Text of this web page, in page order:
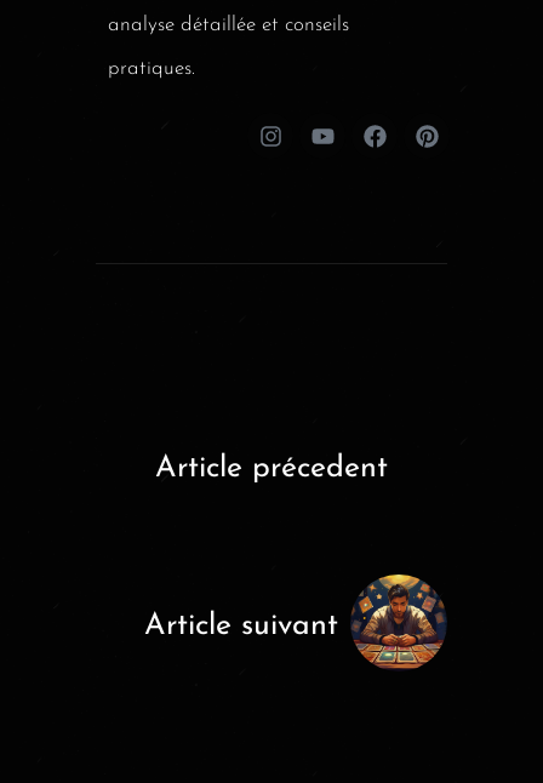
analyse détaillée et conseils
pratiques.
Article précedent
Article suivant